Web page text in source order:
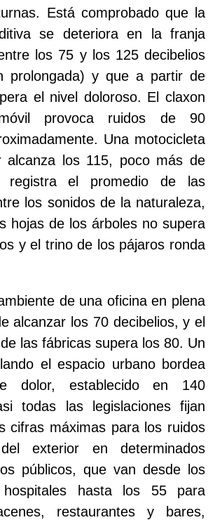
Está comprobado que la
se deteriora en la franja
los 75 y los 125 decibelios
prolongada) y que a partir de
el nivel doloroso. El claxon
provoca ruidos de 90
Una motocicleta
alcanza los 115, poco más de
registra el promedio de las
los sonidos de la naturaleza,
hojas de los árboles no supera
y el trino de los pájaros ronda
de una oficina en plena
alcanzar los 70 decibelios, y el
las fábricas supera los 80. Un
el espacio urbano bordea
dolor, establecido en 140
todas las legislaciones fijan
cifras máximas para los ruidos
exterior en determinados
públicos, que van desde los
hasta los 55 para
restaurantes y bares,